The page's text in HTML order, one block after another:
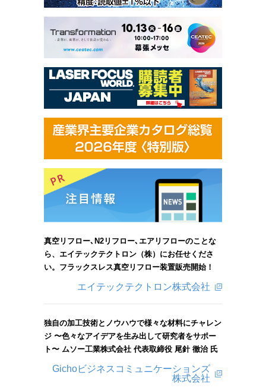
真空リフロー､N2リフロー､エアリフローのことな
ら、エイテックテクトロン（株）にお任せくださ
い。フラックスレス真空リフロー装置販売開始！
エイテックテクトロン株式会社
独自の加工技術とノウハウで様々な材料にチャレン
ジ 〜色々なアイデアを生み出して研究者をサポー
ト〜 ムソー工業株式会社 代表取締役 尾針 徹治 氏
Gichoビジネスコミュニケーションズ
株式会社